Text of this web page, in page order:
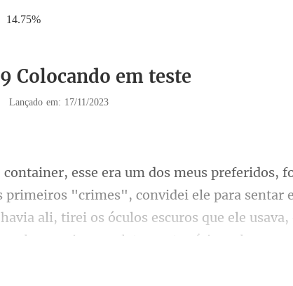
14.75%
Colocando em teste
Lançado em: 17/11/2023
nvidei ele para sentar
ali, tirei os óculos escuros que ele usava,